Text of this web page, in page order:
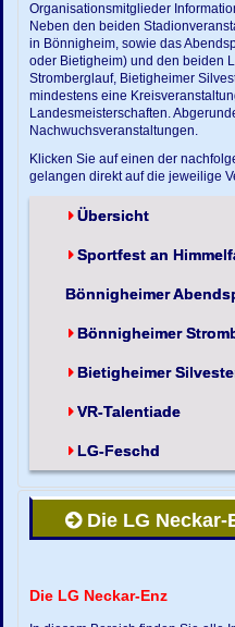
Organisationsmitglieder
Neben den beiden
in Bönnigheim, sowie das
oder Bietigheim) und den beiden
Stromberglauf, Bietigheimer
mindestens eine
Landesmeisterschaften.
Nachwuchsveranstaltungen.
Klicken Sie auf einen der
gelangen direkt auf die jeweilige
Übersicht
Sportfest an
Bönnigheimer
Bönnigheimer
Bietigheimer
VR-Talentiade
LG-Feschd
Die LG Neckar-
Die LG Neckar-Enz